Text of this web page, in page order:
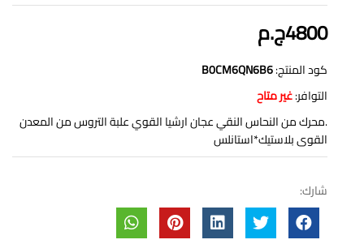
4800ج.م
كود المنتج:B0CM6QN6B6
التوافر:غير متاح
.محرك من النحاس النقي عجان ارشيا القوي علبة التروس من المعدن
القوى بلاستيك*استانلس
شارك: